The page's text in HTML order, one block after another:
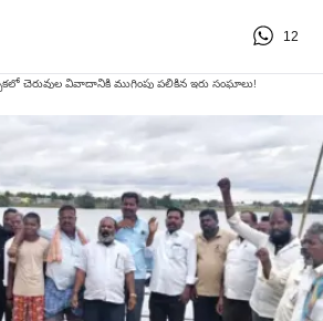
12
చెరువుల వివాదానికి ముగింపు పలికిన ఇరు సంఘాలు!